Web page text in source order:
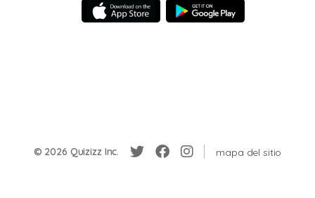
© 2026 Quizizz Inc. mapa del sitio